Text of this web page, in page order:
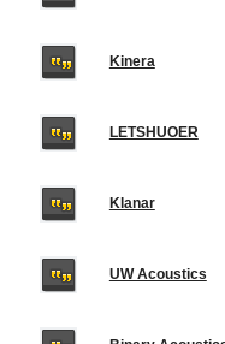
Kinera
LETSHUOER
Klanar
UW Acoustics